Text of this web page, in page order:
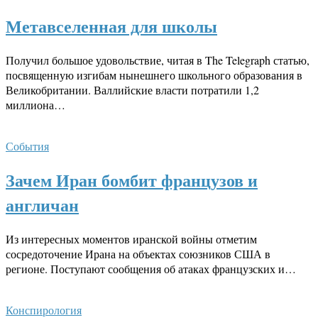
Метавселенная для школы
Получил большое удовольствие, читая в The Telegraph статью,
посвященную изгибам нынешнего школьного образования в
Великобритании. Валлийские власти потратили 1,2
миллиона…
События
Зачем Иран бомбит французов и
англичан
Из интересных моментов иранской войны отметим
сосредоточение Ирана на объектах союзников США в
регионе. Поступают сообщения об атаках французских и…
Конспирология